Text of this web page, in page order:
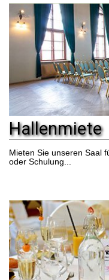
Hallenmiete
Mieten Sie unseren Saal
oder Schulung...